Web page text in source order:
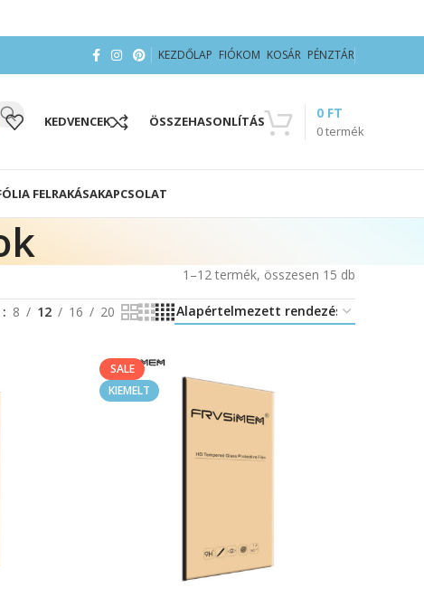
KEZDŐLAP FIÓKOM KOSÁR PÉNZTÁR
KEDVENCEK ÖSSZEHASONLÍTÁS
0termék
0 FT
FELRAKÁSAKAPCSOLAT
1–12 termék, összesen 15 db
8 12 16 20
SALE
KIEMELT